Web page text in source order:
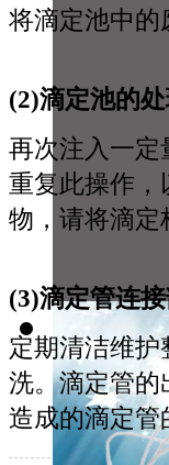
将滴定池中的
(2)滴定池的
再次注入一定
重复此操作，
物，请将滴定
(3)滴定管连
定期清洁维
洗。滴定管的
造成的滴定管